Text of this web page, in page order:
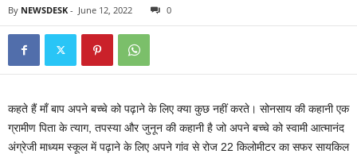
By NEWSDESK - June 12, 2022 0
कहते हैं माँ बाप अपने बच्चे को पढ़ाने के लिए क्या कुछ नहीं करते। सोनसाय की कहानी एक
ग्रामीण पिता के त्याग, तपस्या और जुनून की कहानी है जो अपने बच्चे को स्वामी आत्मानंद
अंग्रेजी माध्यम स्कूल में पढ़ाने के लिए अपने गांव से रोज 22 किलोमीटर का सफर सायकिल